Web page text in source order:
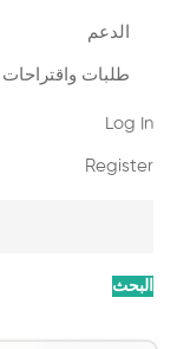
الدعم
طلبات واقتراحات
Log In
Register
البحث